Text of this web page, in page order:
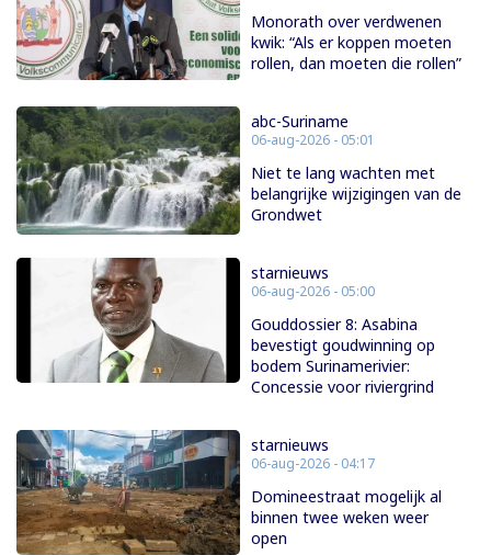
Monorath over verdwenen
kwik: “Als er koppen moeten
rollen, dan moeten die rollen”
abc-Suriname
06-aug-2026 - 05:01
Niet te lang wachten met
belangrijke wijzigingen van de
Grondwet
starnieuws
06-aug-2026 - 05:00
Gouddossier 8: Asabina
bevestigt goudwinning op
bodem Surinamerivier:
Concessie voor riviergrind
starnieuws
06-aug-2026 - 04:17
Domineestraat mogelijk al
binnen twee weken weer
open